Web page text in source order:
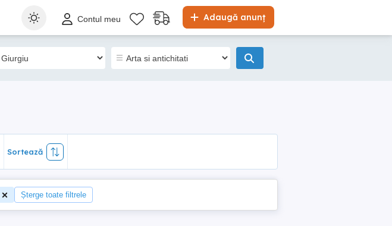
Adaugă anunț
Contul meu
Sortează
Sortează
Șterge toate filtrele